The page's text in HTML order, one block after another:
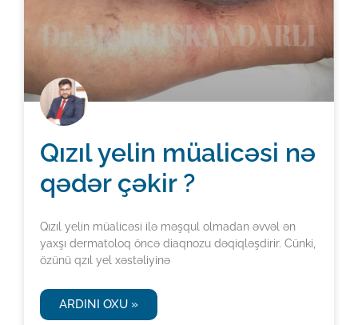
Qızıl yelin müalicəsi nə
qədər çəkir ?
Qızıl yelin müalicəsi ilə məşqul olmadan əvvəl ən
yaxşı dermatoloq öncə diaqnozu dəqiqləşdirir. Cünki,
özünü qzıl yel xəstəliyinə
ARDINI OXU »